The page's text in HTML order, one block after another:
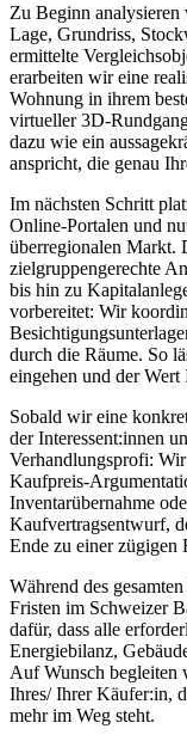
Zu Beginn analysieren
Lage, Grundriss,
ermittelte
erarbeiten wir eine
Wohnung in ihrem
virtueller 3D-
dazu wie ein
anspricht, die genau
Im nächsten Schritt
Online-Portalen und
überregionalen Markt.
zielgruppengerechte
bis hin zu
vorbereitet: Wir
durch die Räume. So
eingehen und der
Sobald wir eine
der Interessent:innen
Verhandlungsprofi:
Kaufpreis-
Inventarübernahme
Kaufvertragsentwurf,
Ende zu einer
Während des
Fristen im Schweizer
dafür, dass alle
Energiebilanz,
Auf Wunsch begleiten
Ihres/ Ihrer Käufer:in,
mehr im Weg steht.